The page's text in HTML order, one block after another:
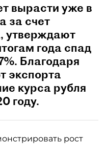
вырасти уже в
за счет
утверждают
года спад
Благодаря
экспорта
курса рубля
году.
рост